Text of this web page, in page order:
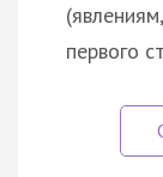
первого